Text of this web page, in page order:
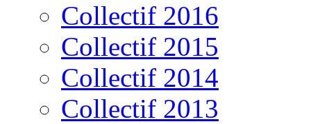
Collectif 2016
Collectif 2015
Collectif 2014
Collectif 2013